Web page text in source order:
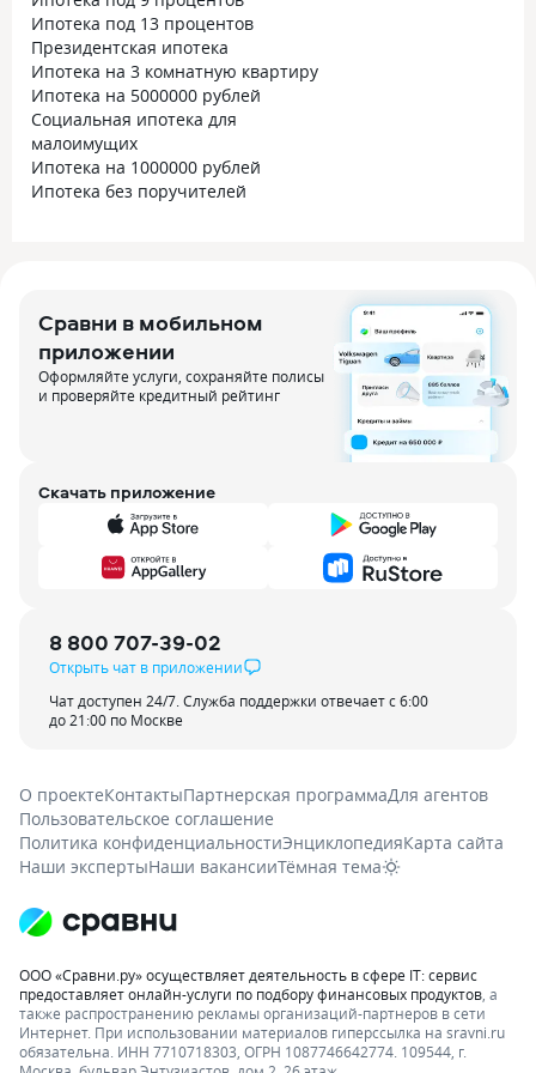
Ипотека под 13 процентов
Президентская ипотека
Ипотека на 3 комнатную квартиру
Ипотека на 5000000 рублей
Социальная ипотека для
малоимущих
Ипотека на 1000000 рублей
Ипотека без поручителей
Сравни в мобильном
приложении
Оформляйте услуги, сохраняйте полисы
и проверяйте кредитный рейтинг
Скачать приложение
8 800 707-39-02
Открыть чат в приложении
Чат доступен 24/7. Служба поддержки отвечает с 6:00
до 21:00 по Москве
О проектеКонтактыПартнерская программаДля агентов
Пользовательское соглашение
Политика конфиденциальностиЭнциклопедияКарта сайта
Наши экспертыНаши вакансииТёмная тема
ООО «Сравни.ру» осуществляет деятельность в сфере IT: сервис
предоставляет онлайн-услуги по подбору финансовых продуктов , а
также распространению рекламы организаций-партнеров в сети
Интернет. При использовании материалов гиперссылка на sravni.ru
обязательна. ИНН 7710718303, ОГРН 1087746642774. 109544, г.